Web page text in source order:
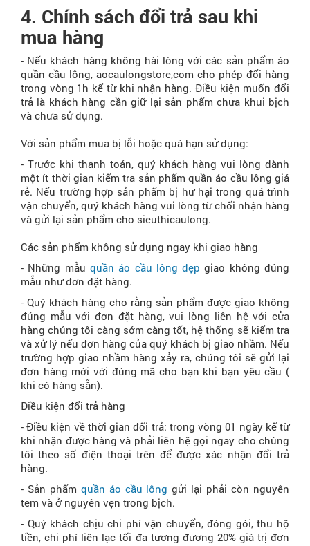
4. Chính sách đổi trả sau khi
mua hàng
- Nếu khách hàng không hài lòng với các sản phẩm áo
quần cầu lông, aocaulongstore,com cho phép đổi hàng
trong vòng 1h kể từ khi nhận hàng. Điều kiện muốn đổi
trả là khách hàng cần giữ lại sản phẩm chưa khui bịch
và chưa sử dụng.
Với sản phẩm mua bị lỗi hoặc quá hạn sử dụng:
- Trước khi thanh toán, quý khách hàng vui lòng dành
một ít thời gian kiểm tra sản phẩm quần áo cầu lông giá
rẻ. Nếu trường hợp sản phẩm bị hư hại trong quá trình
vận chuyển, quý khách hàng vui lòng từ chối nhận hàng
và gửi lại sản phẩm cho sieuthicaulong.
Các sản phẩm không sử dụng ngay khi giao hàng
- Những mẫu quần áo cầu lông đẹp giao không đúng
mẫu như đơn đặt hàng.
- Quý khách hàng cho rằng sản phẩm được giao không
đúng mẫu với đơn đặt hàng, vui lòng liên hệ với cửa
hàng chúng tôi càng sớm càng tốt, hệ thống sẽ kiểm tra
và xử lý nếu đơn hàng của quý khách bị giao nhầm. Nếu
trường hợp giao nhầm hàng xảy ra, chúng tôi sẽ gửi lại
đơn hàng mới với đúng mã cho bạn khi bạn yêu cầu (
khi có hàng sẵn).
Điều kiện đổi trả hàng
- Điều kiện về thời gian đổi trả: trong vòng 01 ngày kể từ
khi nhận được hàng và phải liên hệ gọi ngay cho chúng
tôi theo số điện thoại trên để được xác nhận đổi trả
hàng.
- Sản phẩm quần áo cầu lông gửi lại phải còn nguyên
tem và ở nguyên vẹn trong bịch.
- Quý khách chịu chi phí vận chuyển, đóng gói, thu hộ
tiền, chi phí liên lạc tối đa tương đương 20% giá trị đơn